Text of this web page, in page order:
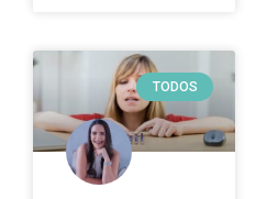
TODOS